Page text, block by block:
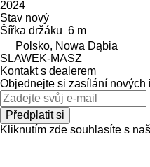
2024
Stav nový
Šířka držáku 6 m
Polsko, Nowa Dąbia
SLAWEK-MASZ
Kontakt s dealerem
Objednejte si zasílání nových
Předplatit si
Kliknutím zde souhlasíte s